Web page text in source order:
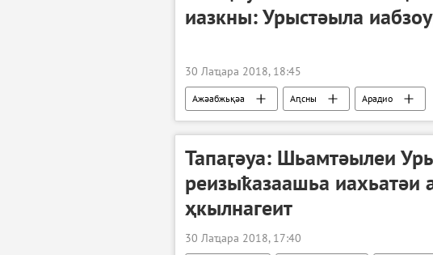
иазкны: Урыстәыла
30 Лаҵара 2018, 18:45
Ажәабжьқәа Аԥсны Арадио
Тапаӷәуа: Шьамтәылеи
реизыҟазаашьа иахьатәи
ҳкылнагеит
30 Лаҵара 2018, 17:40